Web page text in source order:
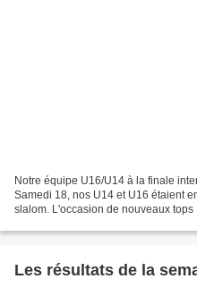
Notre équipe U16/U14 à la finale
Samedi 18, nos U14 et U16 étaient
slalom. L'occasion de nouveaux
Les résultats de la